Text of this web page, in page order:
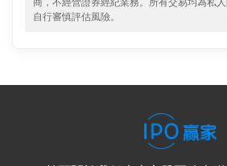
商，不經營證券經紀業務。所有交易均為私
自行審慎評估風險。